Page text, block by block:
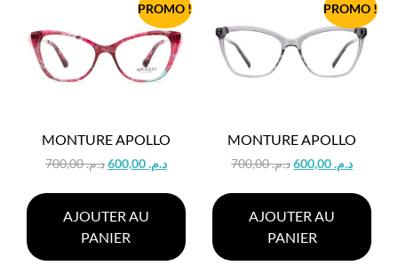
PROMO !
MONTURE APOLLO
د.م.700,00 د.م.600,00
AJOUTER AU
PANIER
PROMO !
MONTURE APOLLO
د.م.700,00 د.م.600,00
AJOUTER AU
PANIER